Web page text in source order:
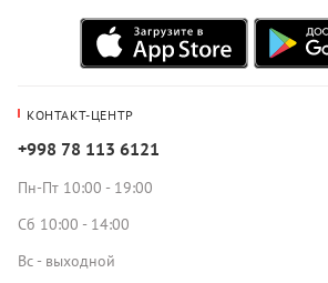
КОНТАКТ-ЦЕНТР
+998 78 113 6121
Пн-Пт 10:00 - 19:00
Сб 10:00 - 14:00
Вс - выходной